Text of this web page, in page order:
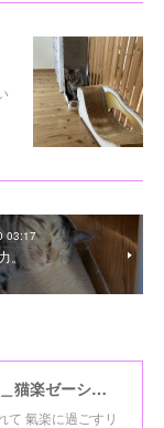
03:17
。
抜針与楽＿＿【ねこ処】＿＿猫楽ゼーションHome☆
て 氣楽に過ごすリ